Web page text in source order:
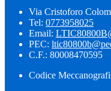
Via Cristoforo
Tel: 0773958025
Email:
PEC:
C.F.: 80008470595
Codice